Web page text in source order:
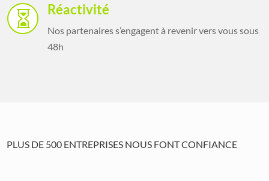
 Réactivité
Nos partenaires s’engagent à revenir vers vous sous
48h
PLUS DE 500 ENTREPRISES NOUS FONT CONFIANCE